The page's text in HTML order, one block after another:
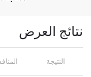
نتائج العرض
النتيجة